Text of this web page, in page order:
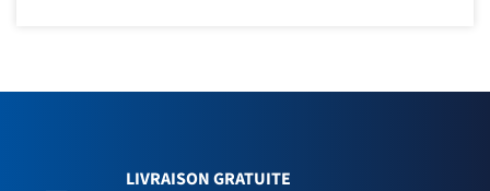
LIVRAISON GRATUITE